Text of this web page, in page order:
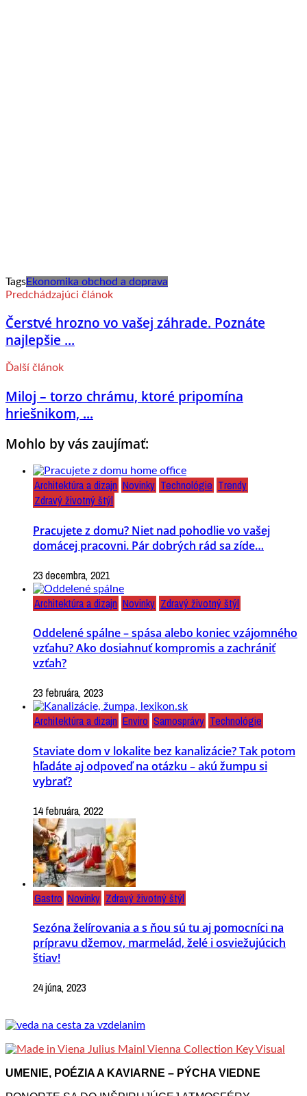
TagsEkonomika obchod a doprava
Predchádzajúci článok
Čerstvé hrozno vo vašej záhrade. Poznáte
najlepšie ...
Ďalší článok
Miloj – torzo chrámu, ktoré pripomína
hriešnikom, ...
Mohlo by vás zaujímať:
Architektúra a dizajn Novinky Technológie Trendy
Zdravý životný štýl
Pracujete z domu? Niet nad pohodlie vo vašej
domácej pracovni. Pár dobrých rád sa zíde…
23 decembra, 2021
Architektúra a dizajn Novinky Zdravý životný štýl
Oddelené spálne – spása alebo koniec vzájomného
vzťahu? Ako dosiahnuť kompromis a zachrániť
vzťah?
23 februára, 2023
Architektúra a dizajn Enviro Samosprávy Technológie
Staviate dom v lokalite bez kanalizácie? Tak potom
hľadáte aj odpoveď na otázku – akú žumpu si
vybrať?
14 februára, 2022
Gastro Novinky Zdravý životný štýl
Sezóna želírovania a s ňou sú tu aj pomocníci na
prípravu džemov, marmelád, želé i osviežujúcich
štiav!
24 júna, 2023
UMENIE, POÉZIA A KAVIARNE – PÝCHA VIEDNE